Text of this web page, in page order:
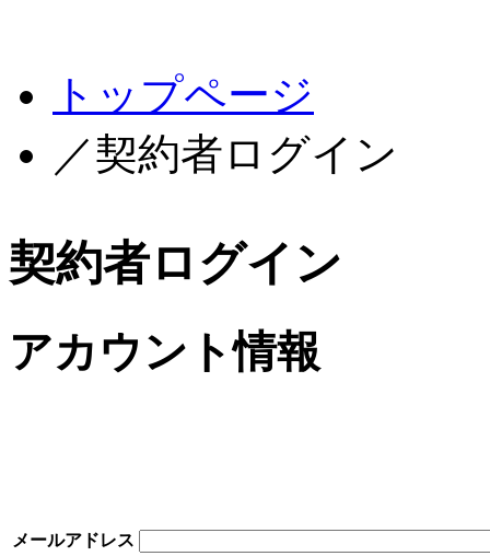
トップページ
／契約者ログイン
契約者ログイン
アカウント情報
メールアドレス